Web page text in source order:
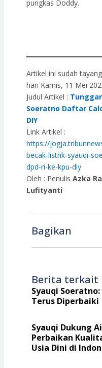
pungkas Doddy.
Artikel ini sudah
hari Kamis, 11 Mei
Judul Artikel :
Soeratno Daftar
DIY
Link Artikel :
https://
becak-listrik-syauqi-
dpd-ri-ke-kpu-diy
Oleh : PenulisAzka
Lufityanti
Bagikan
Berita terkait
Syauqi
Terus Diperbaiki
Syauqi Dukung
Perbaikan
Usia Dini di